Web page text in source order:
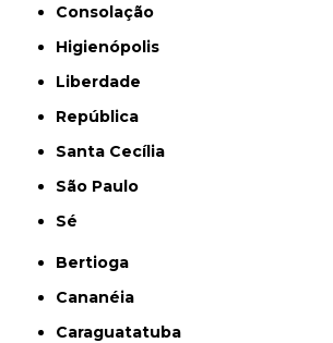
Consolação
Higienópolis
Liberdade
República
Santa Cecília
São Paulo
Sé
Bertioga
Cananéia
Caraguatatuba